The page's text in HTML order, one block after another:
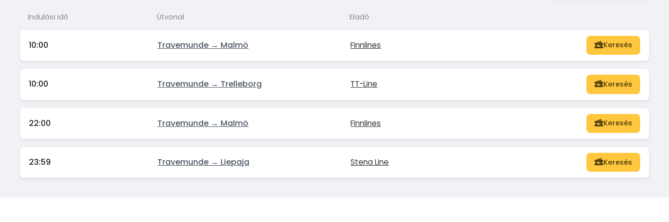
Indulási idő Útvonal Eladó
10:00 Travemunde → Malmö Finnlines Keresés
10:00 Travemunde → Trelleborg TT-Line Keresés
22:00 Travemunde → Malmö Finnlines Keresés
23:59 Travemunde → Liepaja Stena Line Keresés